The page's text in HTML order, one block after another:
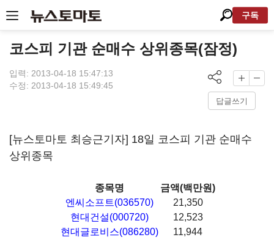
구독
코스피 기관 순매수 상위종목(잠정)
입력: 2013-04-18 15:47:13
수정: 2013-04-18 15:49:45
답글쓰기
[뉴스토마토 최승근기자] 18일 코스피 기관 순매수
상위종목
종목명
금액(백만원)
엔씨소프트(036570)
21,350
현대건설(000720)
12,523
현대글로비스(086280)
11,944